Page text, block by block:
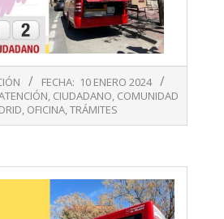
FECHA: 10 ENERO 2024
, CIUDADANO, COMUNIDAD
, OFICINA,TRÁMITES